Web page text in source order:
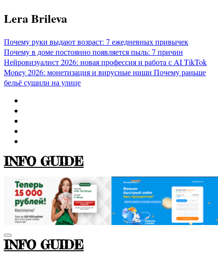
Перейти
к
Lera Brileva
Почему руки выдают возраст: 7 ежедневных привычек
Почему в доме постоянно появляется пыль: 7 причин
Нейровизуалист 2026: новая профессия и работа с AITikTok
Money 2026: монетизация и вирусные ниши Почему раньше
бельё сушили на улице
INFO GUIDE
INFO GUIDE